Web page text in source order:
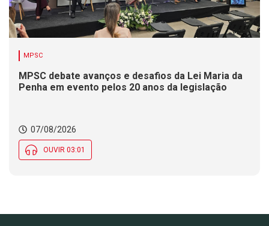
MPSC
MPSC debate avanços e desafios da Lei Maria da
Penha em evento pelos 20 anos da legislação
07/08/2026
OUVIR 03:01